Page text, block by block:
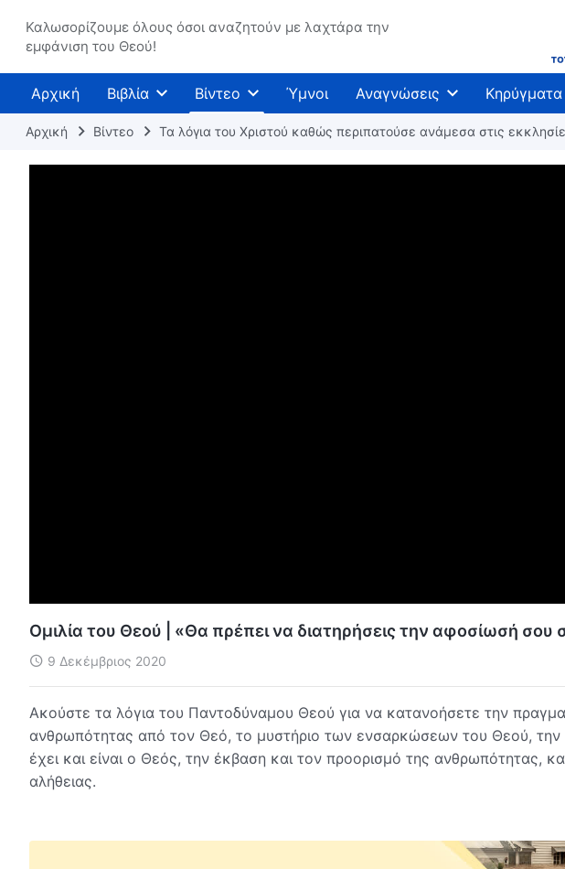
Καλωσορίζουμε όλους όσοι αναζητούν με λαχτάρα την
εμφάνιση του Θεού!
Αρχική Βιβλία Βίντεο Ύμνοι Αναγνώσεις
Αρχική Βίντεο Τα λόγια του Χριστού καθώς περιπατούσε ανάμεσα στις
Ομιλία του Θεού | «Θα πρέπει να διατηρήσεις την αφοσίωσή σου
9 Δεκέμβριος 2020
Ακούστε τα λόγια του Παντοδύναμου Θεού για να κατανοήσετε την
ανθρωπότητας από τον Θεό, το μυστήριο των ενσαρκώσεων του Θεού, την
έχει και είναι ο Θεός, την έκβαση και τον προορισμό της ανθρωπότητας,
αλήθειας.